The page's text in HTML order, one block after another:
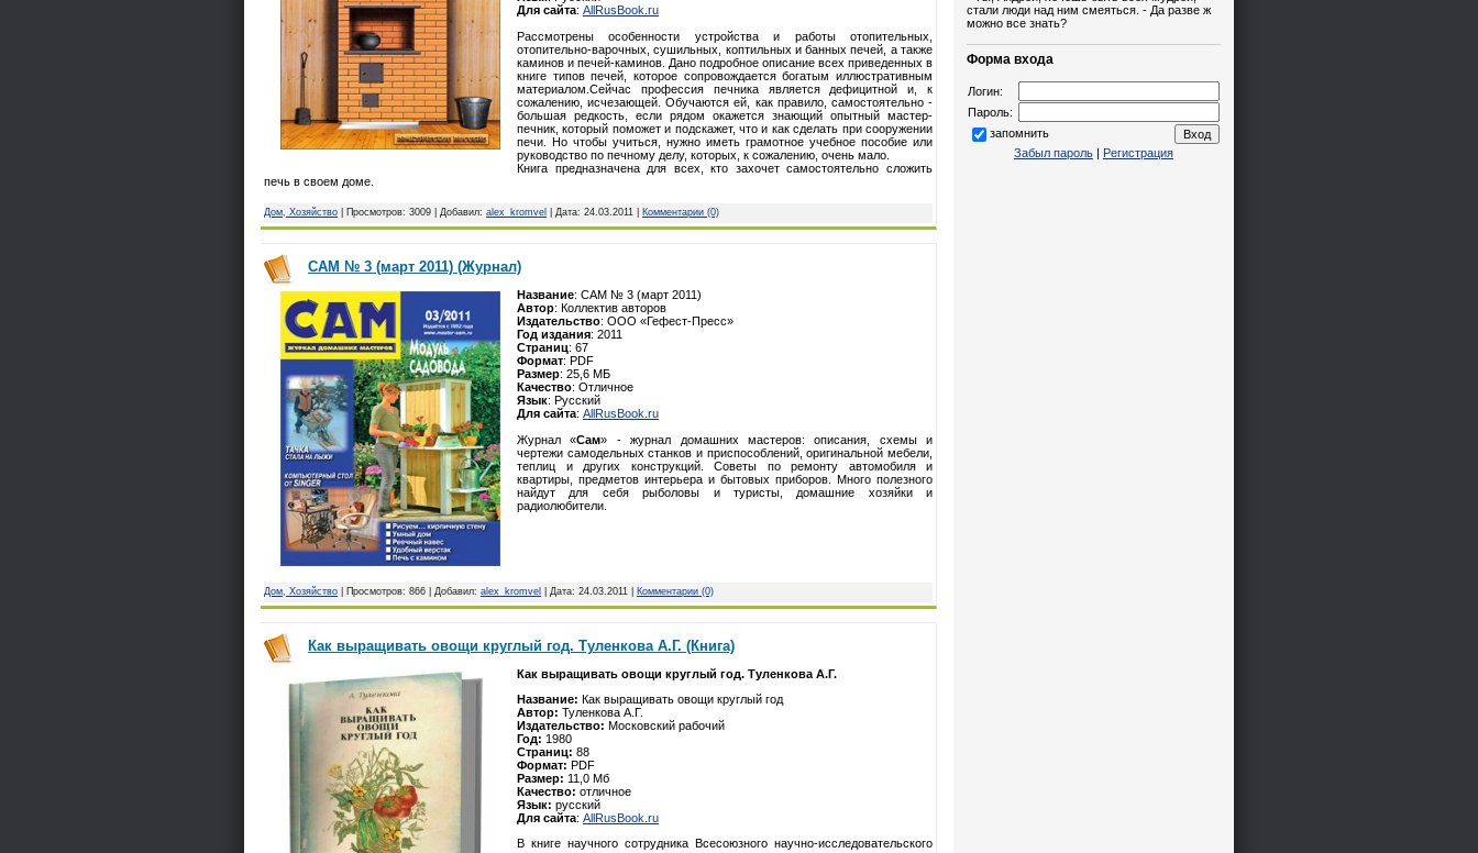
Для сайта: AllRusBook.ru
Рассмотрены особенности устройства и работы отопительных,
отопительно-варочных, сушильных, коптильных и банных печей, а также
каминов и печей-каминов. Дано подробное описание всех приведенных в
книге типов печей, которое сопровождается богатым иллюстративным
материалом.Сейчас профессия печника является дефицитной и, к
сожалению, исчезающей. Обучаются ей, как правило, самостоятельно -
большая редкость, если рядом окажется знающий опытный мастер-
печник, который поможет и подскажет, что и как сделать при сооружении
печи. Но чтобы учиться, нужно иметь грамотное учебное пособие или
руководство по печному делу, которых, к сожалению, очень мало.
Книга предназначена для всех, кто захочет самостоятельно сложить
печь в своем доме.
Дом, Хозяйство | Просмотров: 3009 | Добавил: alex_kromvel | Дата: 24.03.2011 Комментарии (0)
САМ № 3 (март 2011) (Журнал)
Название: САМ № 3 (март 2011)
Автор: Коллектив авторов
Издательство: ООО «Гефест-Пресс»
Год издания: 2011
Страниц: 67
Формат: PDF
Размер: 25,6 МБ
Качество: Отличное
Язык: Русский
Для сайта: AllRusBook.ru
Журнал «Сам» - журнал домашних мастеров: описания, схемы и
чертежи самодельных станков и приспособлений, оригинальной мебели,
теплиц и других конструкций. Советы по ремонту автомобиля и
квартиры, предметов интерьера и бытовых приборов. Много полезного
найдут для себя рыболовы и туристы, домашние хозяйки и
радиолюбители.
Дом, Хозяйство | Просмотров: 866 | Добавил: alex_kromvel | Дата: 24.03.2011 Комментарии (0)
Как выращивать овощи круглый год. Туленкова А.Г. (Книга)
Как выращивать овощи круглый год. Туленкова А.Г.
Название: Как выращивать овощи круглый год
Автор: Туленкова А.Г.
Издательство: Московский рабочий
Год: 1980
Страниц: 88
Формат: PDF
Размер: 11,0 Мб
Качество: отличное
Язык: русский
Для сайта: AllRusBook.ru
В книге научного сотрудника Всесоюзного научно-исследовательского
стали люди над ним смеяться. - Да разве ж
можно все знать?
Форма входа
Логин:
Пароль:
запомнить
Забыл пароль
Регистрация